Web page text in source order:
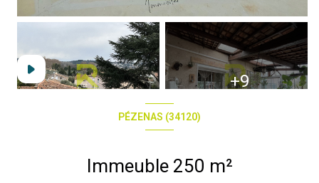
+9
PÉZENAS (34120)
Immeuble 250 m²